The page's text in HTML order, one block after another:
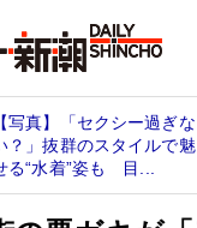
【写真】「セクシー過ぎな
？」抜群のスタイルで魅
る“水着”姿も 目...